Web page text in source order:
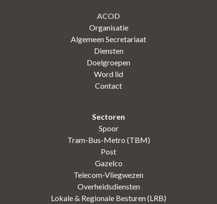
ACOD
Organisatie
Algemeen Secretariaat
Diensten
Doelgroepen
Word lid
Contact
Sectoren
Spoor
Tram-Bus-Metro (TBM)
Post
Gazelco
Telecom-Vliegwezen
Overheidsdiensten
Lokale & Regionale Besturen (LRB)